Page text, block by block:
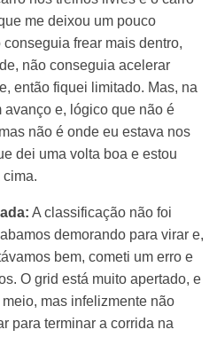
me deixou um pouco
frear mais dentro,
não conseguia acelerar
então fiquei limitado. Mas, na
e, lógico que não é
não é onde eu estava nos
dei uma volta boa e estou
cima.
A classificação não foi
demorando para virar e,
bem, cometi um erro e
O grid está muito apertado, e
mas infelizmente não
para terminar a corrida na